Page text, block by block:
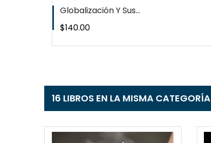
Globalización Y Sus...
Precio
$140.00
16 LIBROS EN LA MISMA CATEGORÍA